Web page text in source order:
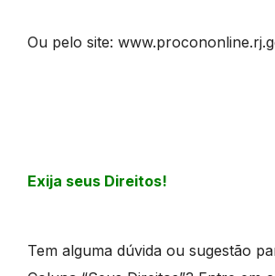
Ou pelo site:
Exija seus Direitos!
Tem alguma dúvida ou sugestão